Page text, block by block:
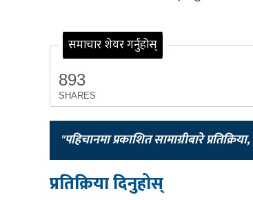
समाचार शेयर गर्नुहोस्
893
SHARES
"पहिचानमा प्रकाशित सामाग्रीबारे
प्रतिक्रिया दिनुहोस्